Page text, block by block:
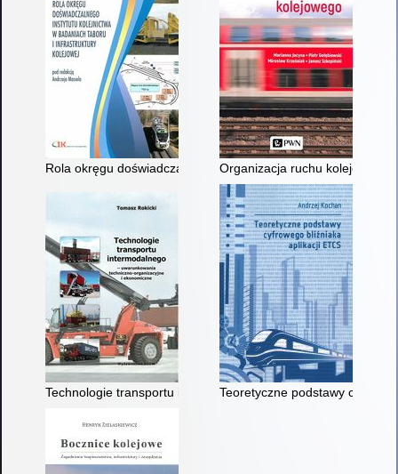
Rola okręgu doświadczalnego Instytutu Kolejnictwa w
Organizacja ruchu kolejowego
Technologie transportu intermodalnego : uwarunkowania
Teoretyczne podstawy